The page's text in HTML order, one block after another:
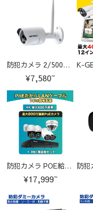
防犯カメラ 2/500万画素暗視モード対応広角レンズ搭載 M-GB600
¥7,580~
防犯カメラ POE給電屋外カメラ1～8台を自由に選べるセット K-GB215
¥17,999~